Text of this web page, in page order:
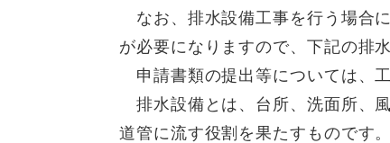
なお、排水設備工事を行う場合
が必要になりますので、下記の排
申請書類の提出等については、
排水設備とは、台所、洗面所、
道管に流す役割を果たすものです。